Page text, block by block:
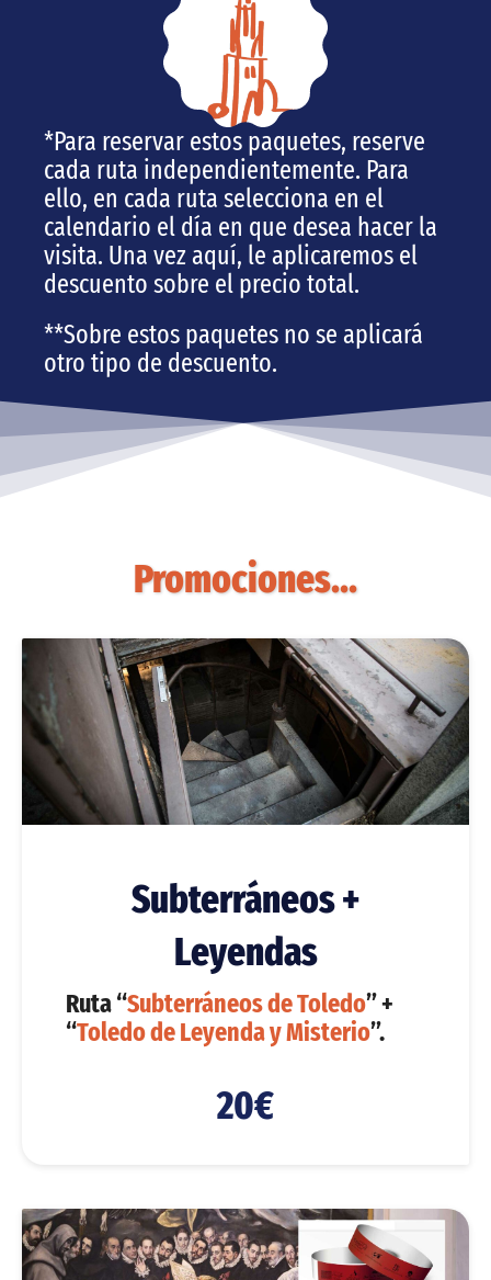
*Para reservar estos paquetes, reserve
cada ruta independientemente. Para
ello, en cada ruta selecciona en el
calendario el día en que desea hacer la
visita. Una vez aquí, le aplicaremos el
descuento sobre el precio total.
**Sobre estos paquetes no se aplicará
otro tipo de descuento.
Promociones…
Subterráneos +
Leyendas
Ruta “Subterráneos de Toledo” +
“Toledo de Leyenda y Misterio”.
20€